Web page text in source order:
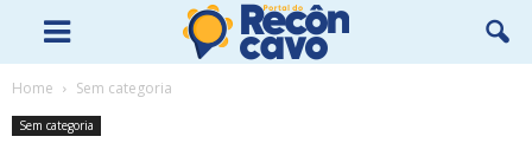
Home Sem categoria
Sem categoria